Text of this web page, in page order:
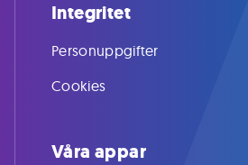
Integritet
Personuppgifter
Cookies
Våra appar